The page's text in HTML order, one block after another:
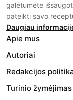
galėtumėte
pateikti savo
Daugiau
Apie mus
Autoriai
Redakcijos
Turinio žymėjimas